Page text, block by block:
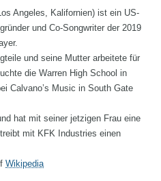
Angeles, Kalifornien) ist ein US-
und Co-Songwriter der 2019
und seine Mutter arbeitete für
die Warren High School in
Calvano’s Music in South Gate
hat mit seiner jetzigen Frau eine
mit KFK Industries einen
Wikipedia